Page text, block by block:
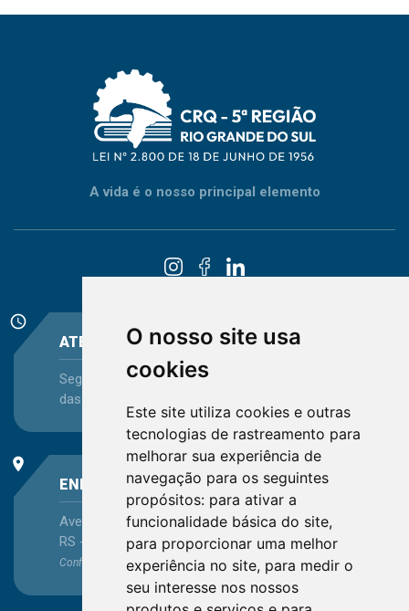
O nosso site usa
cookies
Este site utiliza cookies e outras
tecnologias de rastreamento para
melhorar sua experiência de
navegação para os seguintes
propósitos: para ativar a
funcionalidade básica do site,
para proporcionar uma melhor
experiência no site, para medir o
seu interesse nos nossos
A vida é o nosso principal elemento
schedule
ATENDIMENTO
Segunda-feira a Sexta-feira - das 08:30 às 12:15 e
das 13:30 às 16:45
place
ENDEREÇO
Avenida Itaqui, 45, Bairro Petrópolis, Porto Alegre -
RS - CEP 90460-140
Confira as demaislocalizações no Estado